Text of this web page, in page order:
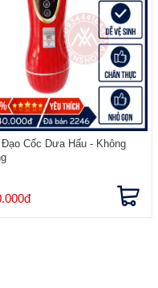
Cốc Dưa Hấu - Không